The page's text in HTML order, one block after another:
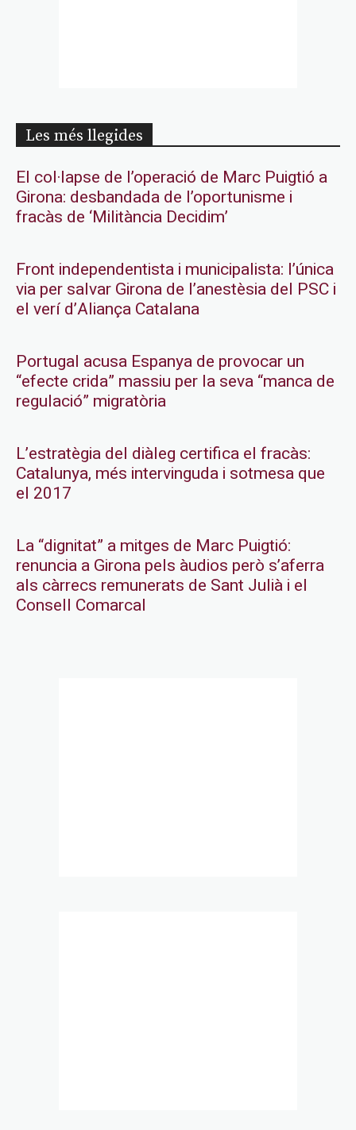
Les més llegides
El col·lapse de l’operació de Marc Puigtió a
Girona: desbandada de l’oportunisme i
fracàs de ‘Militància Decidim’
Front independentista i municipalista: l’única
via per salvar Girona de l’anestèsia del PSC i
el verí d’Aliança Catalana
Portugal acusa Espanya de provocar un
“efecte crida” massiu per la seva “manca de
regulació” migratòria
L’estratègia del diàleg certifica el fracàs:
Catalunya, més intervinguda i sotmesa que
el 2017
La “dignitat” a mitges de Marc Puigtió:
renuncia a Girona pels àudios però s’aferra
als càrrecs remunerats de Sant Julià i el
Consell Comarcal